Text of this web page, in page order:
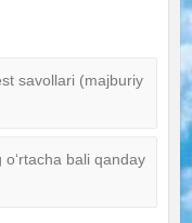
savollari (majburiy
bali qanday